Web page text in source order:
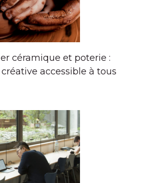
céramique et poterie :
accessible à tous